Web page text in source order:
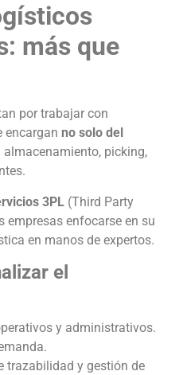
más que
por trabajar con
encargan no solo del
almacenamiento, picking,
3PL (Third Party
empresas enfocarse en su
en manos de expertos.
el
y administrativos.
trazabilidad y gestión de